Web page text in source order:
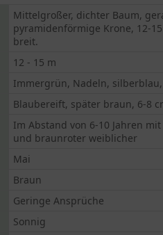
Mittelgroßer, dichter Baum,
pyramidenförmige Krone, 12-
breit.
12 - 15 m
Immergrün, Nadeln,
Blaubereift, später braun, 6-8
Im Abstand von 6-10 Jahren
und braunroter weiblicher
Mai
Braun
Geringe Ansprüche
Sonnig